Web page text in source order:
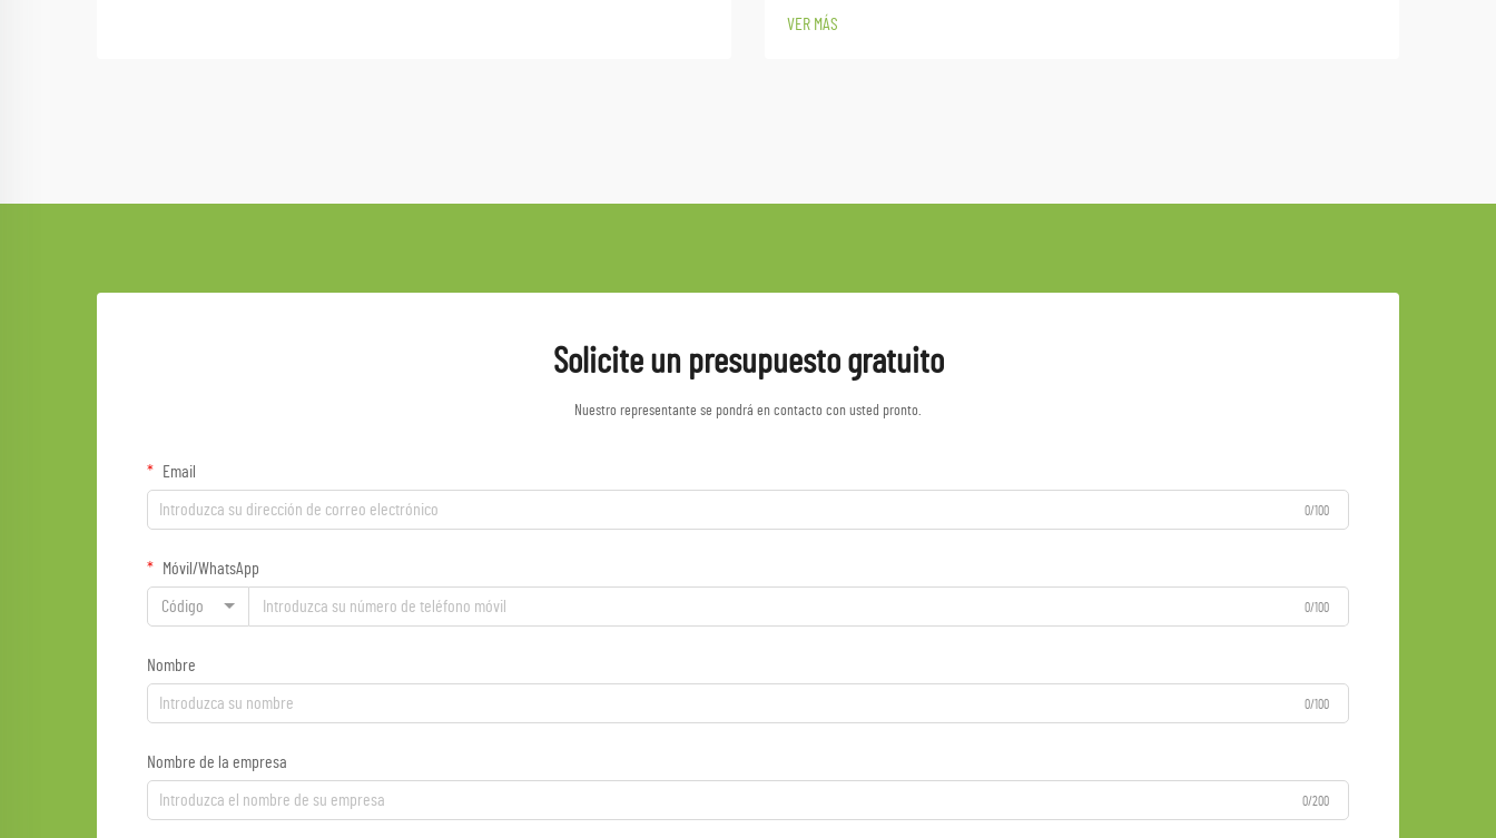
VER MÁS
Solicite un presupuesto gratuito
Nuestro representante se pondrá en contacto con usted pronto.
Email
0/100
Móvil/WhatsApp
Código 0/100
Nombre
0/100
Nombre de la empresa
0/200